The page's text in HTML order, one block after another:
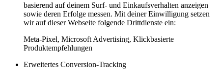
basierend auf deinem Surf- und Einkaufsverhalten anzeigen
sowie deren Erfolge messen. Mit deiner Einwilligung setzen
wir auf dieser Webseite folgende Drittdienste ein:
Meta-Pixel, Microsoft Advertising, Klickbasierte
Produktempfehlungen
Erweitertes Conversion-Tracking